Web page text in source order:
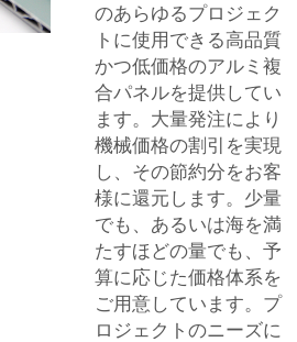
のあらゆるプロジェク
トに使用できる高品質
かつ低価格のアルミ複
合パネルを提供してい
ます。大量発注により
機械価格の割引を実現
し、その節約分をお客
様に還元します。少量
でも、あるいは海を満
たすほどの量でも、予
算に応じた価格体系を
ご用意しています。プ
ロジェクトのニーズに